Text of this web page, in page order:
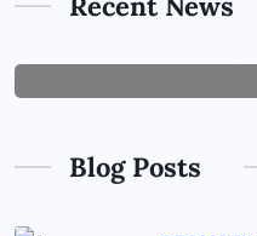
Blog Posts